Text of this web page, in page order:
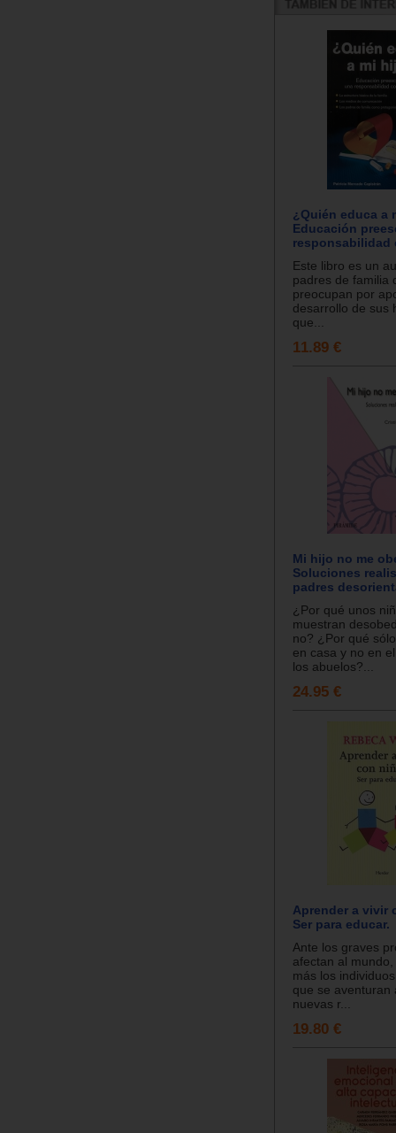
¿Quién educa a
Educación
responsabilidad
Este libro es un
padres de familia
preocupan por
desarrollo de sus
que...
11.89 €
Mi hijo no me
Soluciones
padres
¿Por qué unos
muestran
no? ¿Por qué
en casa y no en
los abuelos?...
24.95 €
Aprender a vivir
Ser para educar.
Ante los graves
afectan al
más los
que se aventuran
nuevas r...
19.80 €